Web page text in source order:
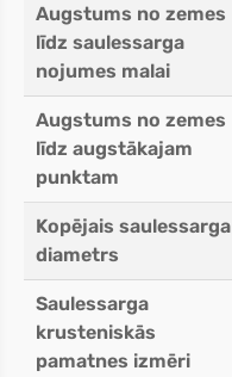
Augstums no zemes
līdz saulessarga
nojumes malai
Augstums no zemes
līdz augstākajam
punktam
Kopējais saulessarga
diametrs
Saulessarga
krusteniskās
pamatnes izmēri